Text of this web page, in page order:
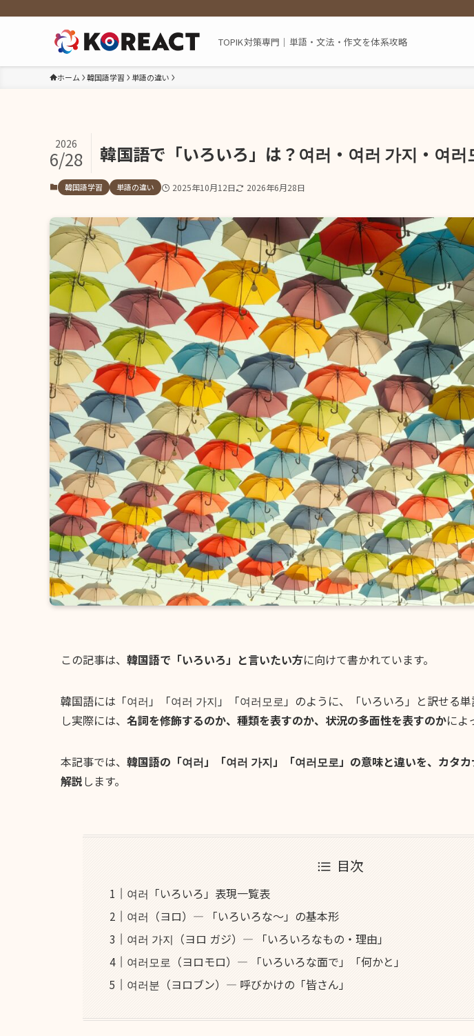
TOPIK対策専門｜単語・文法・作文を体系攻略
ホーム 韓国語学習 単語の違い
韓国語で「いろいろ」は？여러・여러 가지・여러
2026
6/28
韓国語学習 単語の違い 2025年10月12日 2026年6月28日
この記事は、 韓国語で「いろいろ」と言いたい方に向けて書かれています。
韓国語には「여러」「여러 가지」「여러모로」のように、「いろいろ」と訳せる
し実際には、 名詞を修飾するのか、種類を表すのか、状況の多面性を表すのかによ
本記事では、 韓国語の「여러」「여러 가지」「여러모로」の意味と違いを、カタ
解説します。
目次
여러「いろいろ」表現一覧表
여러（ヨロ）― 「いろいろな〜」の基本形
여러 가지（ヨロ ガジ）― 「いろいろなもの・理由」
여러모로（ヨロモロ）― 「いろいろな面で」「何かと」
여러분（ヨロブン）― 呼びかけの「皆さん」